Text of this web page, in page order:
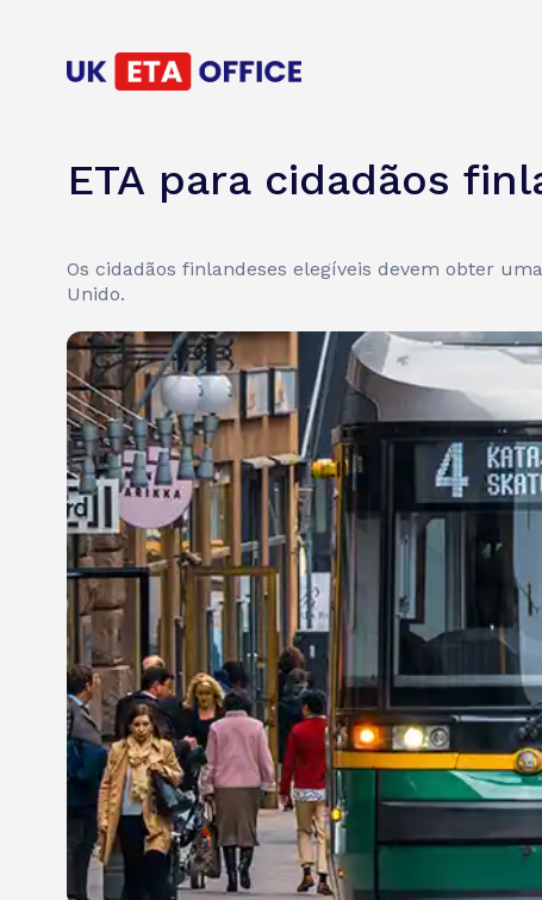
ETA para cidadãos
Os cidadãos finlandeses elegíveis devem obter
Unido.